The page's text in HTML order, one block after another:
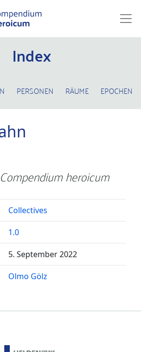
Index
PERSONEN RÄUME EPOCHEN
Compendium heroicum
Collectives
1.0
5. September 2022
Olmo Gölz